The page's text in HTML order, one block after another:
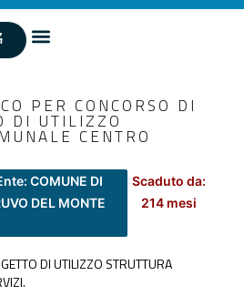
PER CONCORSO DI
DI UTILIZZO
CENTRO
COMUNE DI
DEL MONTE
Scaduto da:
214 mesi
DI UTILIZZO STRUTTURA